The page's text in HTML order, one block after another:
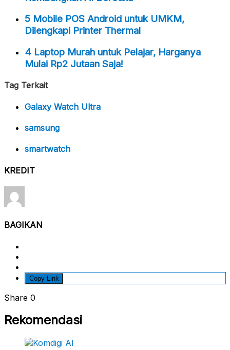
5 Mobile POS Android untuk UMKM,
Dilengkapi Printer Thermal
4 Laptop Murah untuk Pelajar, Harganya
Mulai Rp2 Jutaan Saja!
Tag Terkait
Galaxy Watch Ultra
samsung
smartwatch
KREDIT
BAGIKAN
Copy Link
Share 0
Rekomendasi